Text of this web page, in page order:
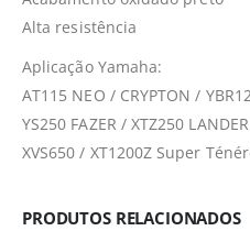
Alta resistência
Aplicação Yamaha:
AT115 NEO / CRYPTON /
YS250 FAZER / XTZ250
XVS650 / XT1200Z Super
PRODUTOS RELACIONADOS